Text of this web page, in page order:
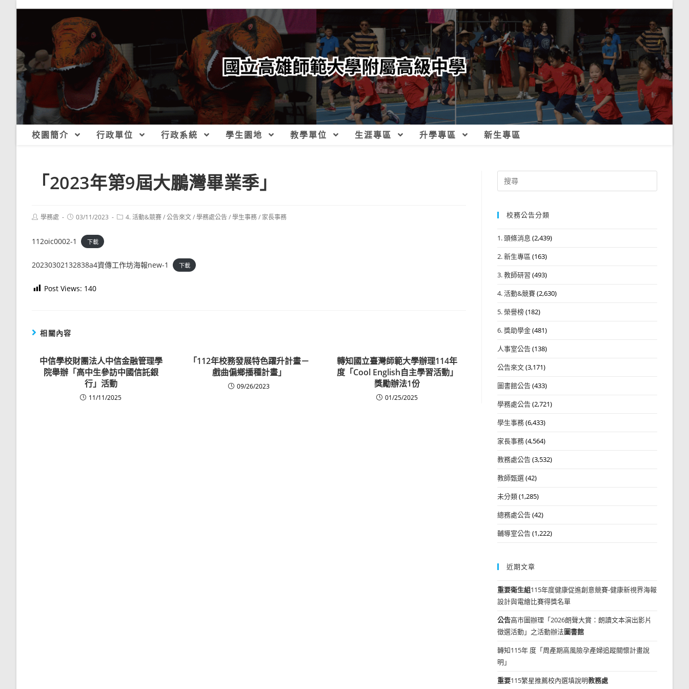
校園簡介 行政單位 行政系統 學生園地 教學單位 生涯專區 升學專區 新生專區
「2023年第9屆大鵬灣畢業季」
Post學務處
Post03/11/2023
Post4. 活動&競賽/公告來文/學務處公告/學生事務/ 家長事務
112oic0002-1 下載
20230302132838a4資傳工作坊海報new-1 下載
Post Views: 140
相關內容
中信學校財團法人中信金融管理學
院舉辦「高中生參訪中國信託銀
行」活動
11/11/2025
「112年校務發展特色躍升計畫－
戲曲偏鄉播種計畫」
09/26/2023
轉知國立臺灣師範大學辦理114年
度「Cool English自主學習活動」
獎勵辦法1份
01/25/2025
Search
for:
校務公告分類
1. 頭條消息 (2,439)
2. 新生專區 (163)
3. 教師研習 (493)
4. 活動&競賽(2,630)
5. 榮譽榜(182)
6. 獎助學金(481)
人事室公告(138)
公告來文(3,171)
圖書館公告(433)
學務處公告(2,721)
學生事務(6,433)
家長事務(4,564)
教務處公告(3,532)
教師甄選(42)
未分類(1,285)
總務處公告(42)
輔導室公告(1,222)
近期文章
重要衛生組115年度健康促進創意競賽-健康新視界海報
設計與電繪比賽得獎名單
公告高市圖辦理「2026朗聲大賞：朗讀文本演出影片
徵選活動」之活動辦法圖書館
轉知115年 度「周產期高風險孕產婦追蹤關懷計畫說
明」
重要115繁星推薦校內選填說明教務處